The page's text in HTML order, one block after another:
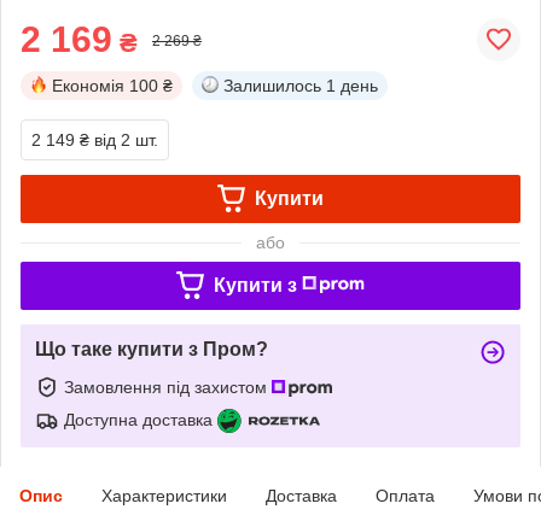
2 169 ₴ 2 269 ₴
Економія 100 ₴ Залишилось 1 день
2 149 ₴ від 2 шт.
Купити
або
Купити з
Що таке купити з Пром?
Замовлення під захистом
Доступна доставка
Опис Характеристики Доставка Оплата Умови